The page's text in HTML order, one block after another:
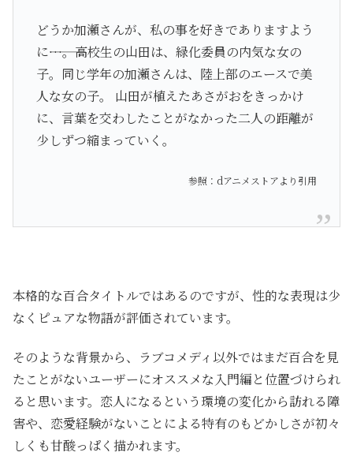
どうか加瀬さんが、私の事を好きでありますよう
に―――…。高校生の山田は、緑化委員の内気な女の
子。同じ学年の加瀬さんは、陸上部のエースで美
人な女の子。 山田が植えたあさがおをきっかけ
に、言葉を交わしたことがなかった二人の距離が
少しずつ縮まっていく。
参照：dアニメストアより引用
本格的な百合タイトルではあるのですが、性的な表現は少
なくピュアな物語が評価されています。
そのような背景から、ラブコメディ以外ではまだ百合を見
たことがないユーザーにオススメな入門編と位置づけられ
ると思います。恋人になるという環境の変化から訪れる障
害や、恋愛経験がないことによる特有のもどかしさが初々
しくも甘酸っぱく描かれます。